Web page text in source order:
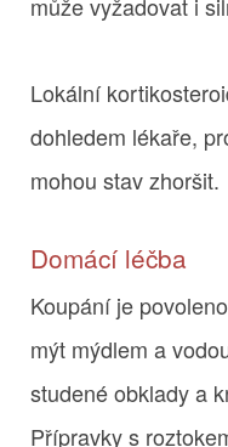
Lokální
dohledem lékaře,
mohou stav zhoršit.
Domácí léčba
Koupání je
mýt mýdlem a
studené obklady a
Přípravky s